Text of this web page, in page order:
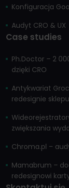
Konfiguracja
Audyt CRO & UX
Case studies
Ph.Doctor – 2
dzięki CRO
Antykwariat
redesignie sklepu
zwiększania
Chroma.pl –
Mamabrum –
redesignowi